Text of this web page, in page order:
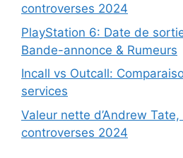
controverses 2024
PlayStation 6: Date de
Bande-annonce & Rumeurs
Incall vs Outcall:
services
Valeur nette d’Andrew
controverses 2024